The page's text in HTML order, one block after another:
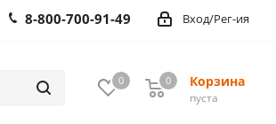
Вход/Рег-ия
8-800-700-91-49
0 Корзина
0
пуста
0